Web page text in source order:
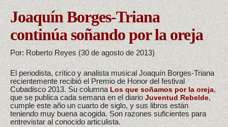
Joaquín Borges-Triana
continúa soñando por la oreja
Por: Roberto Reyes (30 de agosto de 2013)
El periodista, crítico y analista musical Joaquín Borges-Triana
recientemente recibió el Premio de Honor del festival
Cubadisco 2013. Su columna Los que soñamos por la oreja,
que se publica cada semana en el diarioJuventud Rebelde,
cumple este año un cuarto de siglo, y sus libros están
teniendo muy buena acogida. Son razones suficientes para
entrevistar al conocido articulista.